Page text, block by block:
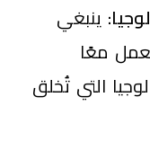
ينبغي
معًا
التي تُخلق